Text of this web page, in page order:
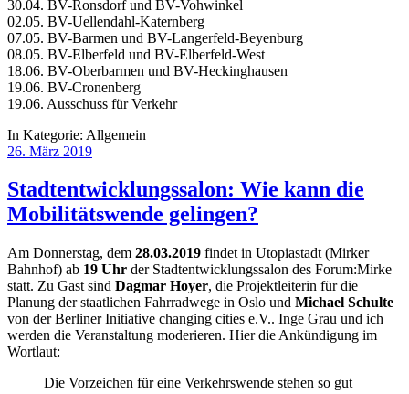
30.04. BV-Ronsdorf und BV-Vohwinkel
02.05. BV-Uellendahl-Katernberg
07.05. BV-Barmen und BV-Langerfeld-Beyenburg
08.05. BV-Elberfeld und BV-Elberfeld-West
18.06. BV-Oberbarmen und BV-Heckinghausen
19.06. BV-Cronenberg
19.06. Ausschuss für Verkehr
In Kategorie: Allgemein
26. März 2019
Stadtentwicklungssalon: Wie kann die
Mobilitätswende gelingen?
Am Donnerstag, dem 28.03.2019 findet in Utopiastadt (Mirker
Bahnhof) ab 19 Uhr der Stadtentwicklungssalon des Forum:Mirke
statt. Zu Gast sind Dagmar Hoyer, die Projektleiterin für die
Planung der staatlichen Fahrradwege in Oslo und Michael Schulte
von der Berliner Initiative changing cities e.V.. Inge Grau und ich
werden die Veranstaltung moderieren. Hier die Ankündigung im
Wortlaut:
Die Vorzeichen für eine Verkehrswende stehen so gut